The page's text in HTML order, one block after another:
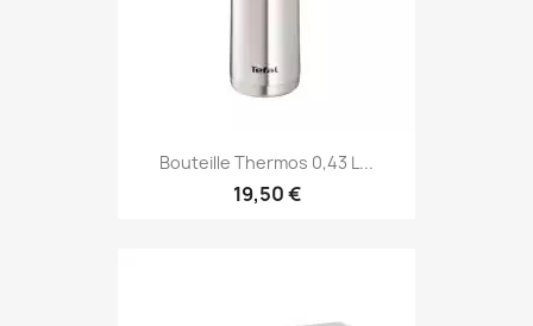
Bouteille Thermos 0,43 L...
19,50 €